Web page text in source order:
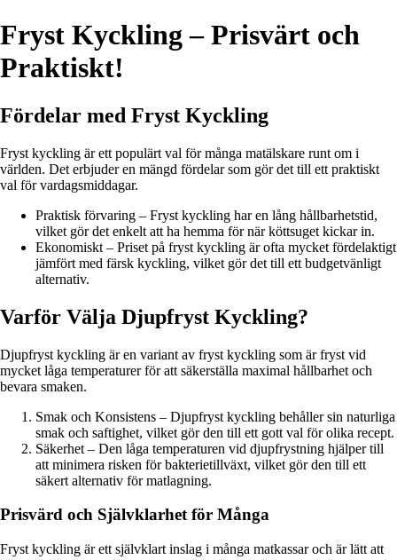
Fryst Kyckling – Prisvärt och
Praktiskt!
Fördelar med Fryst Kyckling
Fryst kyckling är ett populärt val för många matälskare runt om i
världen. Det erbjuder en mängd fördelar som gör det till ett praktiskt
val för vardagsmiddagar.
Praktisk förvaring – Fryst kyckling har en lång hållbarhetstid,
vilket gör det enkelt att ha hemma för när köttsuget kickar in.
Ekonomiskt – Priset på fryst kyckling är ofta mycket fördelaktigt
jämfört med färsk kyckling, vilket gör det till ett budgetvänligt
alternativ.
Varför Välja Djupfryst Kyckling?
Djupfryst kyckling är en variant av fryst kyckling som är fryst vid
mycket låga temperaturer för att säkerställa maximal hållbarhet och
bevara smaken.
Smak och Konsistens – Djupfryst kyckling behåller sin naturliga
smak och saftighet, vilket gör den till ett gott val för olika recept.
Säkerhet – Den låga temperaturen vid djupfrystning hjälper till
att minimera risken för bakterietillväxt, vilket gör den till ett
säkert alternativ för matlagning.
Prisvärd och Självklarhet för Många
Fryst kyckling är ett självklart inslag i många matkassar och är lätt att